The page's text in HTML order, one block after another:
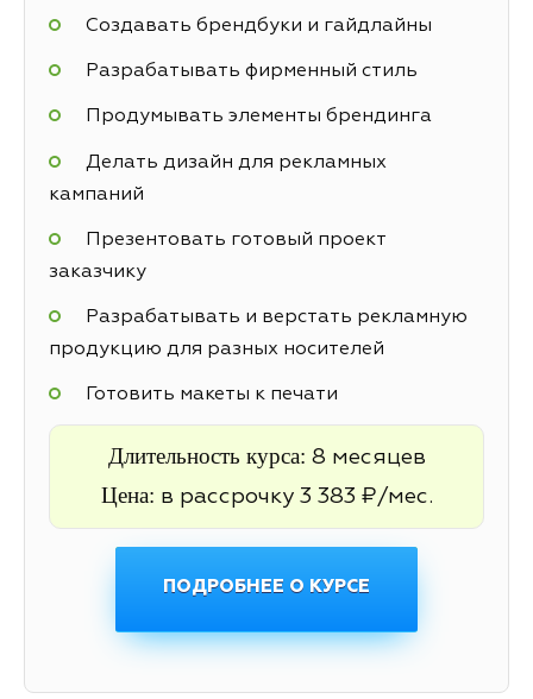
Создавать брендбуки и гайдлайны
Разрабатывать фирменный стиль
Продумывать элементы брендинга
Делать дизайн для рекламных
кампаний
Презентовать готовый проект
заказчику
Разрабатывать и верстать рекламную
продукцию для разных носителей
Готовить макеты к печати
Длительность курса: 8 месяцев
Цена: в рассрочку 3 383 ₽/мес.
ПОДРОБНЕЕ О КУРСЕ